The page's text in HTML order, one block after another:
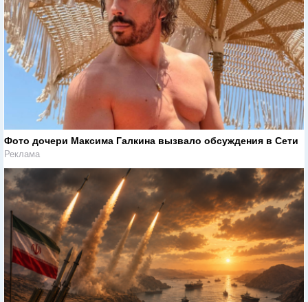
Фото дочери Максима Галкина вызвало обсуждения в Сети
Реклама